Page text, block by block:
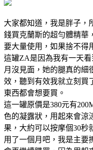
大家都知道，我是胖子，
錢買克蘭斯的超勻體精華
要大量使用，如果捨不得
這罐ZA是因為我有一天
月沒見面，她的腿真的細
效，聽到有效我就立刻買
東西都會想要買。
這一罐原價是380元有
色的凝露狀，用起來會涼
果，大約可以按摩個30秒
用了一個月吧，我是主要